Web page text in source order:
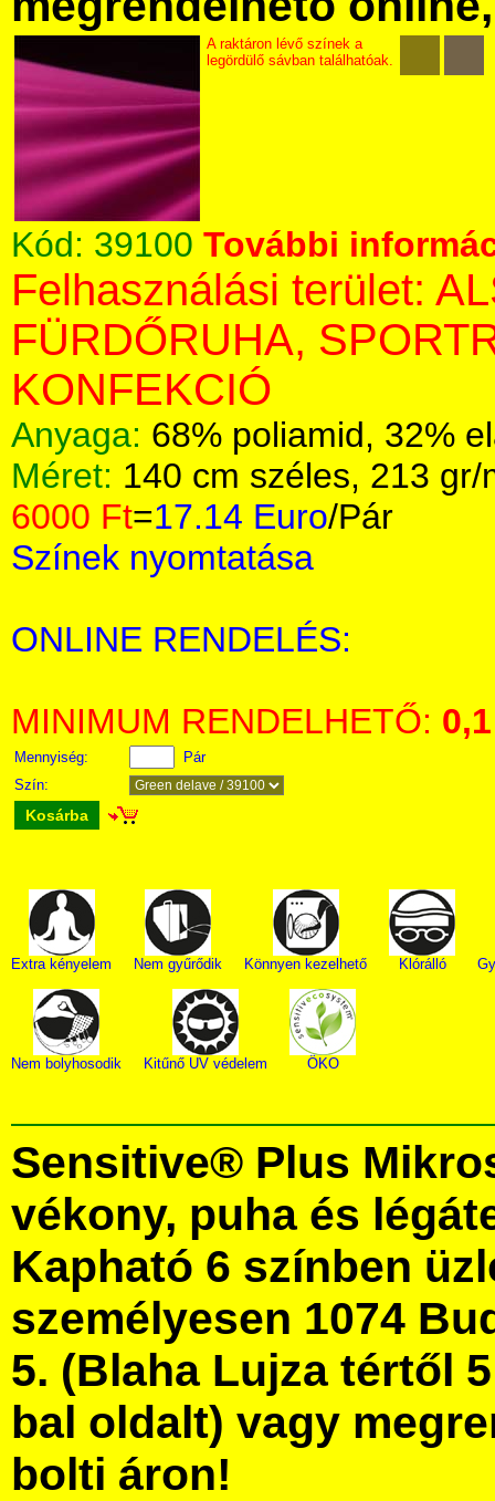
A raktáron lévő színek a
legördülő sávban találhatóak.
Kód: 39100 További
Felhasználási terület:
FÜRDŐRUHA,
KONFEKCIÓ
Anyaga: 68% poliamid, 32%
Méret: 140 cm széles, 213 gr/
6000 Ft=17.14 Euro/Pár
Színek nyomtatása
ONLINE RENDELÉS:
MINIMUM RENDELHETŐ: 0,1
Mennyiség:
Pár
Szín:
Kosárba
Extra kényelem Nem gyűrődik Könnyen kezelhető Klórálló
Nem bolyhosodik Kitűnő UV védelem ÖKO
Sensitive® Plus
vékony, puha és
Kapható 6 színben
személyesen 1074
5. (Blaha Lujza tértől
bal oldalt) vagy
bolti áron!